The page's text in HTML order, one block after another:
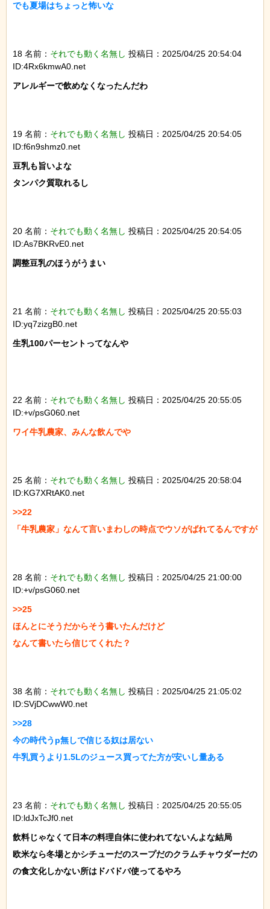
でも夏場はちょっと怖いな
18 名前： それでも動く名無し 投稿日：2025/04/25 20:54:04
ID:4Rx6kmwA0.net
アレルギーで飲めなくなったんだわ
19 名前： それでも動く名無し 投稿日：2025/04/25 20:54:05
ID:f6n9shmz0.net
豆乳も旨いよな
タンパク質取れるし
20 名前： それでも動く名無し 投稿日：2025/04/25 20:54:05
ID:As7BKRvE0.net
調整豆乳のほうがうまい
21 名前： それでも動く名無し 投稿日：2025/04/25 20:55:03
ID:yq7zizgB0.net
生乳100パーセントってなんや
22 名前： それでも動く名無し 投稿日：2025/04/25 20:55:05
ID:+v/psG060.net
ワイ牛乳農家、みんな飲んでや
25 名前： それでも動く名無し 投稿日：2025/04/25 20:58:04
ID:KG7XRtAK0.net
>>22
「牛乳農家」なんて言いまわしの時点でウソがばれてるんですが
28 名前： それでも動く名無し 投稿日：2025/04/25 21:00:00
ID:+v/psG060.net
>>25
ほんとにそうだからそう書いたんだけど
なんて書いたら信じてくれた？
38 名前： それでも動く名無し 投稿日：2025/04/25 21:05:02
ID:SVjDCwwW0.net
>>28
今の時代うp無しで信じる奴は居ない
牛乳買うより1.5Lのジュース買ってた方が安いし量ある
23 名前： それでも動く名無し 投稿日：2025/04/25 20:55:05
ID:ldJxTcJf0.net
飲料じゃなくて日本の料理自体に使われてないんよな結局
欧米なら冬場とかシチューだのスープだのクラムチャウダーだの
の食文化しかない所はドバドバ使ってるやろ